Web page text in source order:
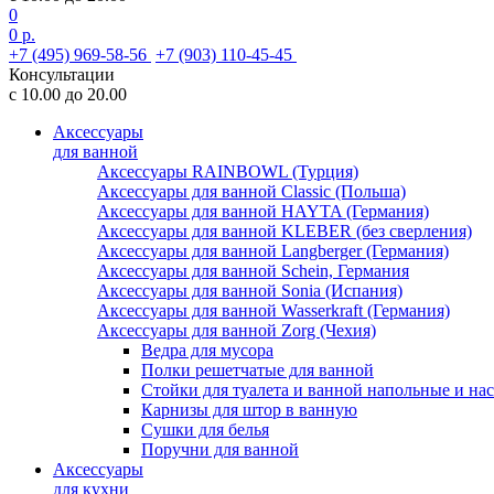
0
0 р.
+7 (495) 969-58-56 +7 (903) 110-45-45
Консультации
с 10.00 до 20.00
Аксессуары
для ванной
Аксессуары RAINBOWL (Турция)
Аксессуары для ванной Classic (Польша)
Аксессуары для ванной HAYTA (Германия)
Аксессуары для ванной KLEBER (без сверления)
Аксессуары для ванной Langberger (Германия)
Аксессуары для ванной Schein, Германия
Аксессуары для ванной Sonia (Испания)
Аксессуары для ванной Wasserkraft (Германия)
Аксессуары для ванной Zorg (Чехия)
Ведра для мусора
Полки решетчатые для ванной
Стойки для туалета и ванной напольные и
Карнизы для штор в ванную
Сушки для белья
Поручни для ванной
Аксессуары
для кухни